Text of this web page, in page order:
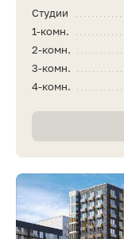
Студии
1-комн.
2-комн.
3-комн.
4-комн.